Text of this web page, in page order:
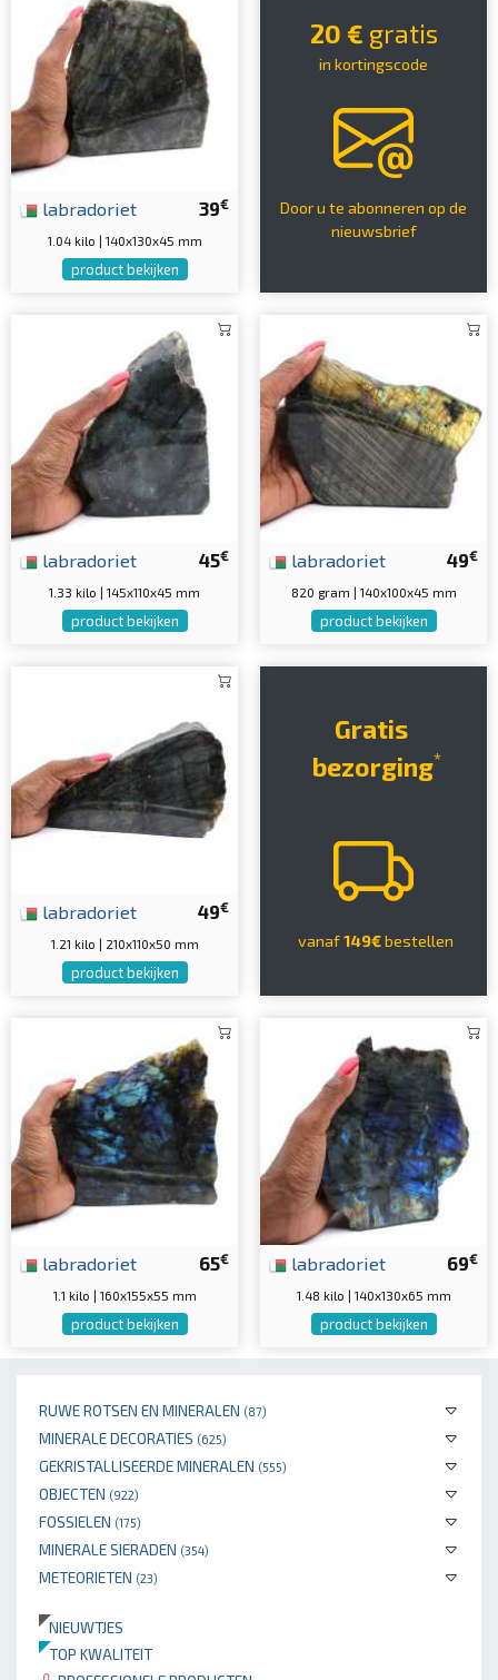
RUWE ROTSEN EN MINERALEN (87)
MINERALE DECORATIES (625)
GEKRISTALLISEERDE MINERALEN (555)
OBJECTEN (922)
FOSSIELEN (175)
MINERALE SIERADEN (354)
METEORIETEN (23)
NIEUWTJES
TOP KWALITEIT
39€
labradoriet
1.04 kilo | 140x130x45 mm
product bekijken
20 € gratis
in kortingscode
Door u te abonneren op de
nieuwsbrief
45€
labradoriet
1.33 kilo | 145x110x45 mm
product bekijken
49€
labradoriet
820 gram | 140x100x45 mm
product bekijken
49€
labradoriet
1.21 kilo | 210x110x50 mm
product bekijken
Gratis
bezorging*
vanaf149€bestellen
65€
labradoriet
1.1 kilo | 160x155x55 mm
product bekijken
69€
labradoriet
1.48 kilo | 140x130x65 mm
product bekijken